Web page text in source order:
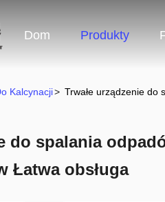
Dom Produkty
Kalcynacji> Trwałe urządzenie do
do spalania
Łatwa obsługa